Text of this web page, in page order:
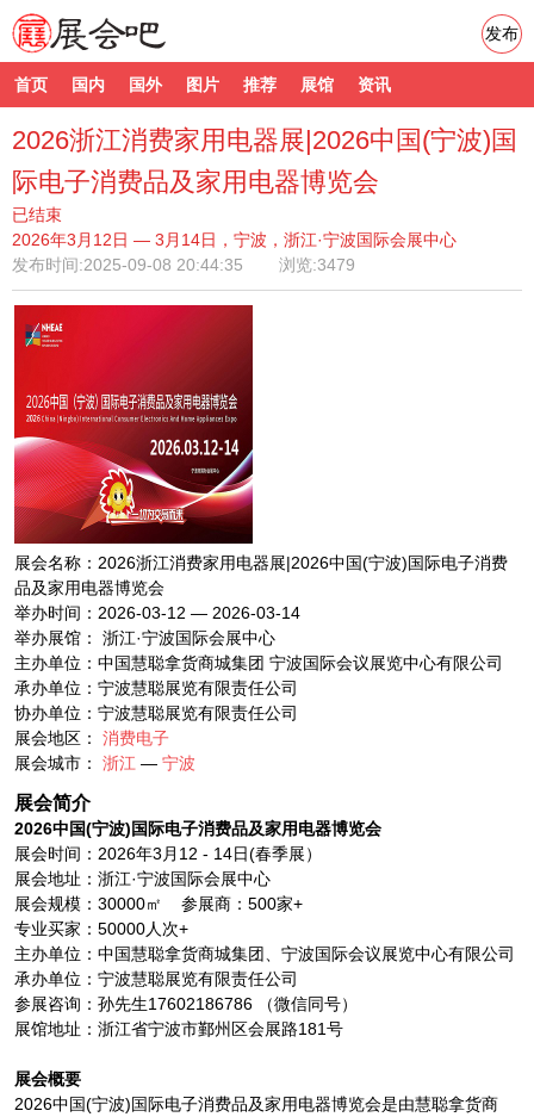
首页 国内 国外 图片 推荐 展馆 资讯
发布
2026浙江消费家用电器展|2026中国(宁波)国
际电子消费品及家用电器博览会
已结束
2026年3月12日 — 3月14日，宁波，浙江·宁波国际会展中心
发布时间:2025-09-08 20:44:35 浏览:3479
展会名称：2026浙江消费家用电器展|2026中国(宁波)国际电子消费
品及家用电器博览会
举办时间：2026-03-12 — 2026-03-14
举办展馆： 浙江·宁波国际会展中心
主办单位：中国慧聪拿货商城集团 宁波国际会议展览中心有限公司
承办单位：宁波慧聪展览有限责任公司
协办单位：宁波慧聪展览有限责任公司
展会地区： 消费电子
展会城市： 浙江 — 宁波
展会简介
2026中国(宁波)国际电子消费品及家用电器博览会
展会时间：2026年3月12 - 14日(春季展）
展会地址：浙江·宁波国际会展中心
展会规模：30000㎡ 参展商：500家+
专业买家：50000人次+
主办单位：中国慧聪拿货商城集团、宁波国际会议展览中心有限公司
承办单位：宁波慧聪展览有限责任公司
参展咨询：孙先生17602186786 （微信同号）
展馆地址：浙江省宁波市鄞州区会展路181号
展会概要
2026中国(宁波)国际电子消费品及家用电器博览会是由慧聪拿货商